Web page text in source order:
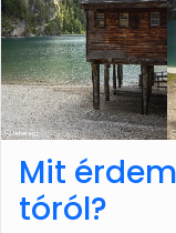
Mit
tóról?